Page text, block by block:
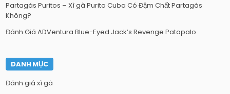
Partagás Puritos – Xì gà Purito Cuba Có Đậm Chất Partagás
Không?
Đánh Giá ADVentura Blue-Eyed Jack’s Revenge Patapalo
DANH MỤC
Đánh giá xì gà